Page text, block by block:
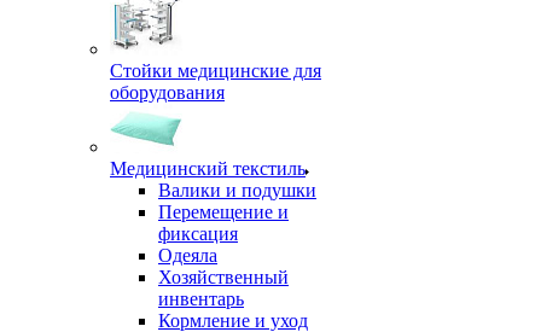
Стойки медицинские для
оборудования
Медицинский текстиль
Валики и подушки
Перемещение и
фиксация
Одеяла
Хозяйственный
инвентарь
Кормление и уход